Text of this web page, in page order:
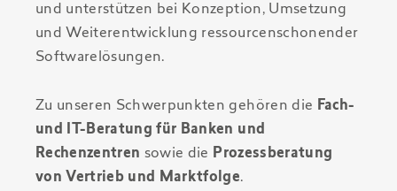
und unterstützen bei Konzeption, Umsetzung
und Weiterentwicklung ressourcenschonender
Softwarelösungen.
Zu unseren Schwerpunkten gehören die Fach-
und IT-Beratung für Banken und
Rechenzentren sowie die Prozessberatung
von Vertrieb und Marktfolge.